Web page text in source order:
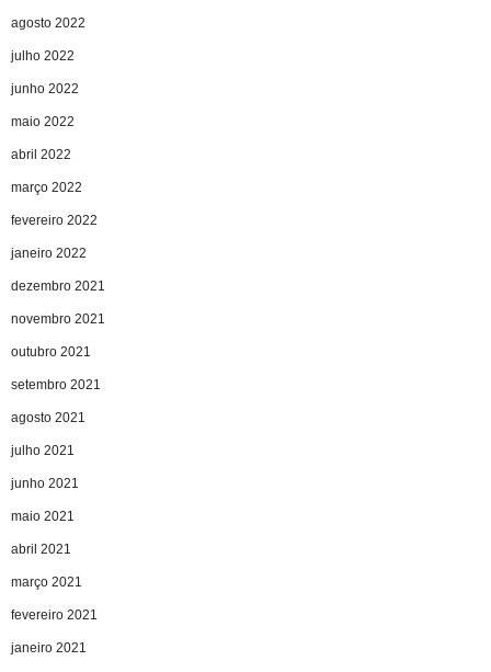
agosto 2022
julho 2022
junho 2022
maio 2022
abril 2022
março 2022
fevereiro 2022
janeiro 2022
dezembro 2021
novembro 2021
outubro 2021
setembro 2021
agosto 2021
julho 2021
junho 2021
maio 2021
abril 2021
março 2021
fevereiro 2021
janeiro 2021